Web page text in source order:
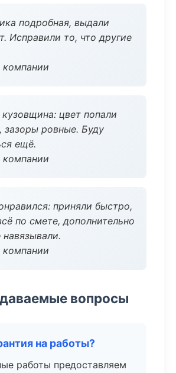
подробная, выдали
Исправили то, что другие
цвет попали
зазоры ровные. Буду
ещё.
приняли быстро,
по смете, дополнительно
навязывали.
вопросы
на работы?
работы предоставляем